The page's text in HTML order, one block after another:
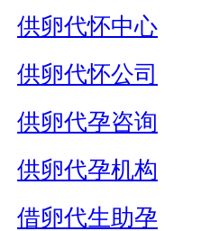
供卵代怀中心
供卵代怀公司
供卵代孕咨询
供卵代孕机构
借卵代生助孕